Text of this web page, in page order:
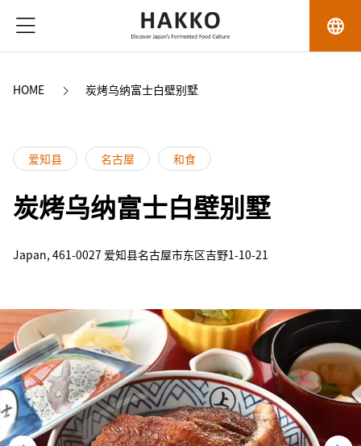
language
HOME 炭烤乌纳富士白壁别墅
爱知县 名古屋 和食
炭烤乌纳富士白壁别墅
Japan, 461-0027 爱知县名古屋市东区吉野1-10-21